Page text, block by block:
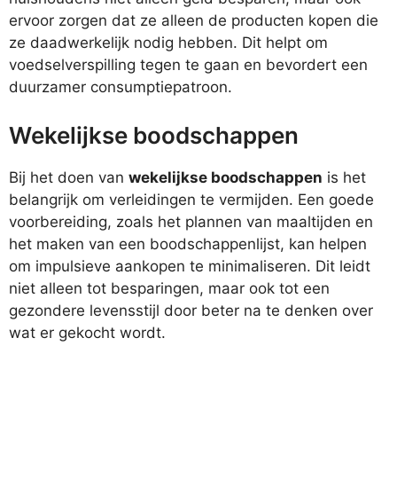
ervoor zorgen dat ze alleen de producten kopen die
ze daadwerkelijk nodig hebben. Dit helpt om
voedselverspilling tegen te gaan en bevordert een
duurzamer consumptiepatroon.
Wekelijkse boodschappen
Bij het doen van wekelijkse boodschappen is het
belangrijk om verleidingen te vermijden. Een goede
voorbereiding, zoals het plannen van maaltijden en
het maken van een boodschappenlijst, kan helpen
om impulsieve aankopen te minimaliseren. Dit leidt
niet alleen tot besparingen, maar ook tot een
gezondere levensstijl door beter na te denken over
wat er gekocht wordt.